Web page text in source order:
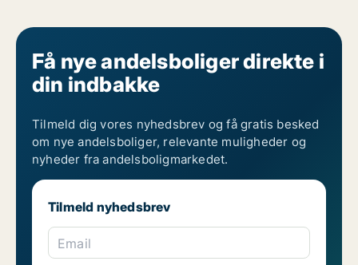
Få nye andelsboliger direkte i
din indbakke
Tilmeld dig vores nyhedsbrev og få gratis besked
om nye andelsboliger, relevante muligheder og
nyheder fra andelsboligmarkedet.
Tilmeld nyhedsbrev
Email